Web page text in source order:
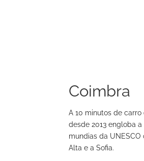
Coimbra
A 10 minutos de
desde 2013 engloba
mundias da
Alta e a Sofia.